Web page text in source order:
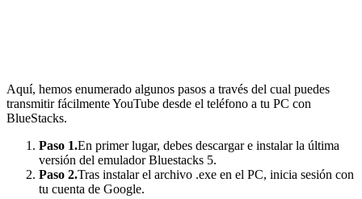
Aquí, hemos enumerado algunos pasos a través del cual puedes
transmitir fácilmente YouTube desde el teléfono a tu PC con
BlueStacks.
Paso 1.En primer lugar, debes descargar e instalar la última
versión del emulador Bluestacks 5.
Paso 2.Tras instalar el archivo .exe en el PC, inicia sesión con
tu cuenta de Google.